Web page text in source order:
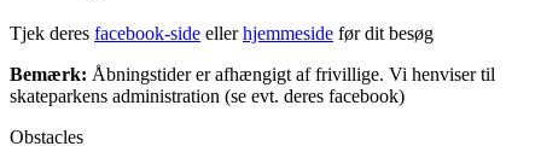
Tjek deres facebook-side ellerhjemmeside før dit besøg
Bemærk: Åbningstider er afhængigt af frivillige. Vi henviser til
skateparkens administration (se evt. deres facebook)
Obstacles